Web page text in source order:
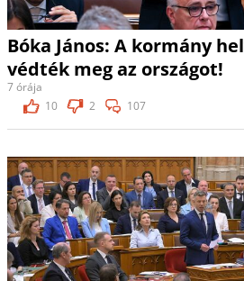
Bóka János: A kormány
védték meg az országot!
7 órája
10
2 107